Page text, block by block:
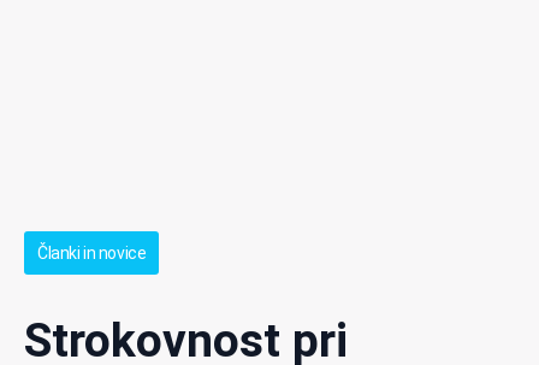
Članki in novice
Strokovnost pri